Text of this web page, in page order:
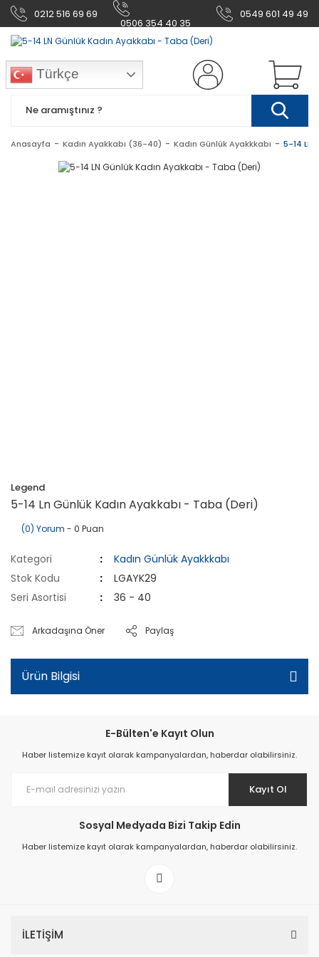
0212 516 69 69
0506 354 40 35
0549 601 49 49
Türkçe
Anasayfa Kadın Ayakkabı (36-40) Kadın Günlük Ayakkkabı 5-14 LN
Legend
5-14 Ln Günlük Kadın Ayakkabı - Taba (Deri)
(0) Yorum - 0 Puan
Kategori
Kadın Günlük Ayakkkabı
Stok Kodu
LGAYK29
Seri Asortisi
36 - 40
Arkadaşına Öner Paylaş
Ürün Bilgisi
E-Bülten'e Kayıt Olun
Haber listemize kayıt olarak kampanyalardan, haberdar olabilirsiniz.
Kayıt Ol
Sosyal Medyada Bizi Takip Edin
Haber listemize kayıt olarak kampanyalardan, haberdar olabilirsiniz.
İLETİŞİM